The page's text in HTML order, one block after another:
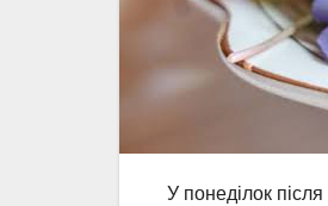
У понеділок